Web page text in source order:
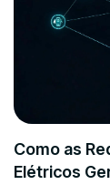
Como as
Elétricos